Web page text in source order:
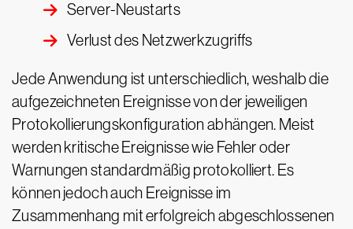
Server-Neustarts
Verlust des Netzwerkzugriffs
Jede Anwendung ist unterschiedlich, weshalb die
aufgezeichneten Ereignisse von der jeweiligen
Protokollierungskonfiguration abhängen. Meist
werden kritische Ereignisse wie Fehler oder
Warnungen standardmäßig protokolliert. Es
können jedoch auch Ereignisse im
Zusammenhang mit erfolgreich abgeschlossenen